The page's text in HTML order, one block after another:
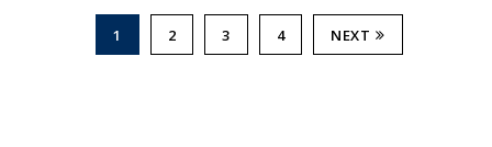
1 2 3 4 NEXT